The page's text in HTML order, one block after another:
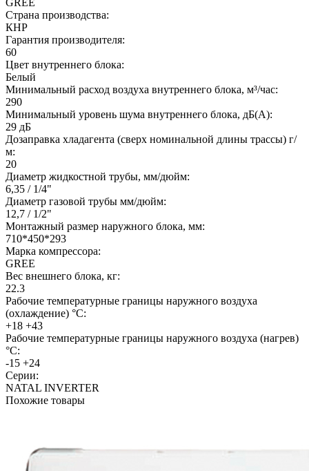
Страна производства:
КНР
Гарантия производителя:
60
Цвет внутреннего блока:
Белый
Минимальный расход воздуха внутреннего блока, м³/час:
290
Минимальный уровень шума внутреннего блока, дБ(А):
29 дБ
Дозаправка хладагента (сверх номинальной длины трассы) г/
м:
20
Диаметр жидкостной трубы, мм/дюйм:
6,35 / 1/4"
Диаметр газовой трубы мм/дюйм:
12,7 / 1/2"
Монтажный размер наружного блока, мм:
710*450*293
Марка компрессора:
GREE
Вес внешнего блока, кг:
22.3
Рабочие температурные границы наружного воздуха
(охлаждение) °C:
+18 +43
Рабочие температурные границы наружного воздуха (нагрев)
°C:
-15 +24
Серии:
NATAL INVERTER
Похожие товары